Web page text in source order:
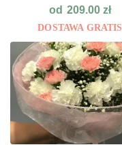
od 209.00 zł
DOSTAWA GRATIS